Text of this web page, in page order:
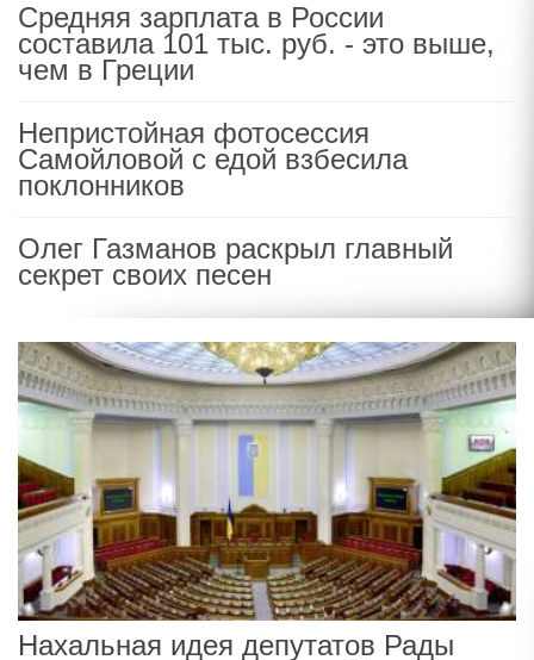
Средняя зарплата в России
составила 101 тыс. руб. - это выше,
чем в Греции
Непристойная фотосессия
Самойловой с едой взбесила
поклонников
Олег Газманов раскрыл главный
секрет своих песен
Нахальная идея депутатов Рады